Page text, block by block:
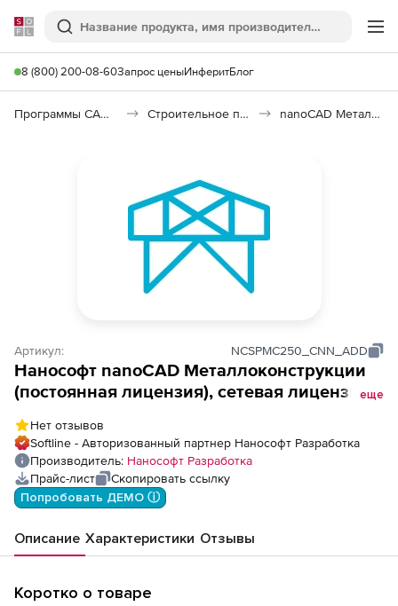
Softline
Поиск
8 (800) 200-08-60Запрос ценыИнферитБлог
Программы САПР и ГИС Строительное программное обеспечение nanoCAD Металлоконструкции 26
Артикул: NCSPMC250_CNN_ADD
Нанософт nanoCAD Металлоконструкции
(постоянная лицензия), сетевая лицензияеще
Нет отзывов
Softline - Авторизованный партнер Нанософт Разработка
Производитель: Нанософт Разработка
Прайс-лист
Скопировать ссылку
Попробовать ДЕМО ⓘ
Описание Характеристики Отзывы
Коротко о товаре